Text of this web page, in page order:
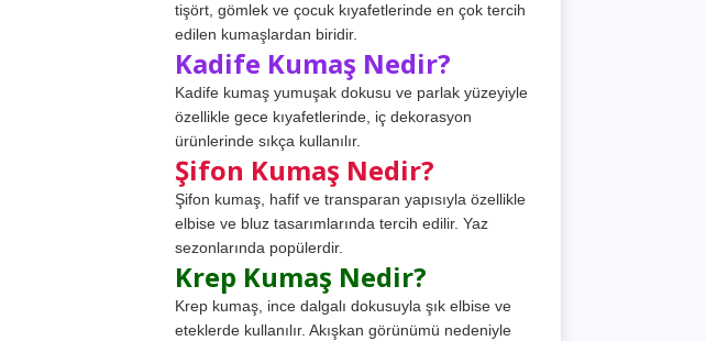
tişört, gömlek ve çocuk kıyafetlerinde en çok tercih
edilen kumaşlardan biridir.
Kadife Kumaş Nedir?
Kadife kumaş yumuşak dokusu ve parlak yüzeyiyle
özellikle gece kıyafetlerinde, iç dekorasyon
ürünlerinde sıkça kullanılır.
Şifon Kumaş Nedir?
Şifon kumaş, hafif ve transparan yapısıyla özellikle
elbise ve bluz tasarımlarında tercih edilir. Yaz
sezonlarında popülerdir.
Krep Kumaş Nedir?
Krep kumaş, ince dalgalı dokusuyla şık elbise ve
eteklerde kullanılır. Akışkan görünümü nedeniyle